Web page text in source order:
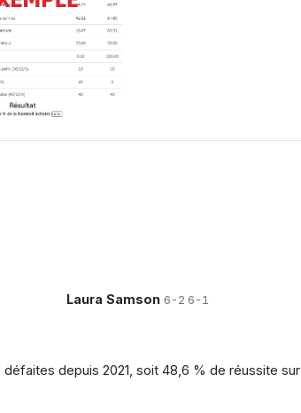
Laura Samson 6-2 6-1
défaites depuis 2021, soit 48,6 % de réussite sur